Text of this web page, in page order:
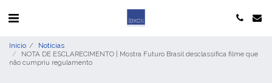
Início
Notícias
NOTA DE ESCLARECIMENTO | Mostra Futuro Brasil desclassifica filme que
não cumpriu regulamento